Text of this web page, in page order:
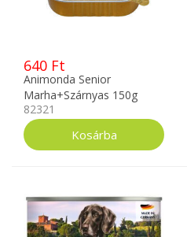
640 Ft
Animonda Senior
Marha+Szárnyas 150g
82321